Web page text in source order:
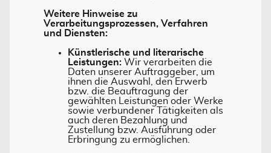
Weitere Hinweise zu
Verarbeitungsprozessen, Verfahren
und Diensten:
Künstlerische und literarische
Leistungen: Wir verarbeiten die
Daten unserer Auftraggeber, um
ihnen die Auswahl, den Erwerb
bzw. die Beauftragung der
gewählten Leistungen oder Werke
sowie verbundener Tätigkeiten als
auch deren Bezahlung und
Zustellung bzw. Ausführung oder
Erbringung zu ermöglichen.